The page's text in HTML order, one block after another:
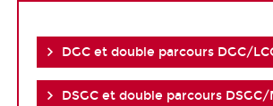
DGC et double parcours DGC/
DSGC et double parcours DSGC/